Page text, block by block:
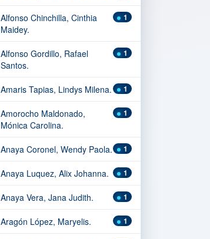
1
Alfonso Chinchilla, Cinthia
Maidey.
1
Alfonso Gordillo, Rafael
Santos.
1
Amaris Tapias, Lindys Milena.
1
Amorocho Maldonado,
Mónica Carolina.
1
Anaya Coronel, Wendy Paola.
1
Anaya Luquez, Alix Johanna.
1
Anaya Vera, Jana Judith.
1
Aragón López, Maryelis.